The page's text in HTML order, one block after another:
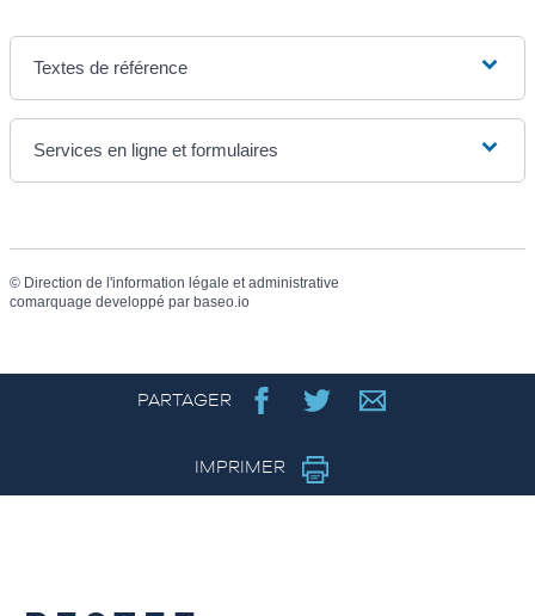
Textes de référence
Services en ligne et formulaires
© Direction de l'information légale et administrative
comarquage developpé par baseo.io
PARTAGER
IMPRIMER